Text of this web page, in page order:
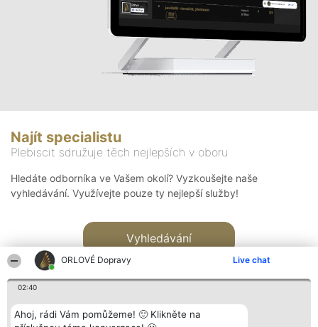
ORLOVÉ Dopravy Live chat
02:40
Ahoj, rádi Vám pomůžeme! 🙂 Klikněte na
Najít specialistu
Plebiscit sdružuje těch nejlepších v oboru
Hledáte odborníka ve Vašem okolí? Vyzkoušejte naše
vyhledávání. Využívejte pouze ty nejlepší služby!
Vyhledávání